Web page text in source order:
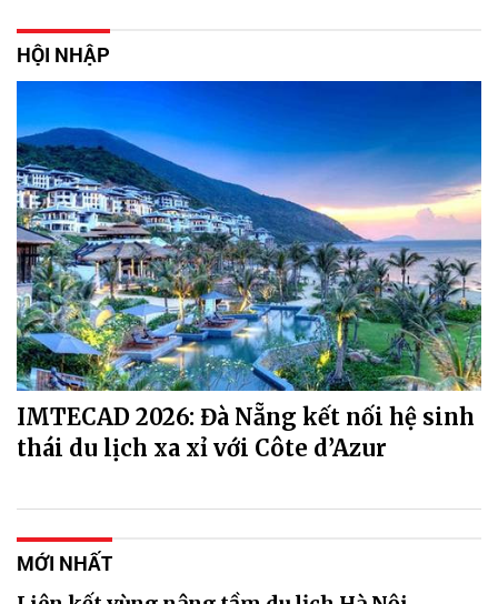
HỘI NHẬP
IMTECAD 2026: Đà Nẵng kết nối hệ sinh
thái du lịch xa xỉ với Côte d’Azur
MỚI NHẤT